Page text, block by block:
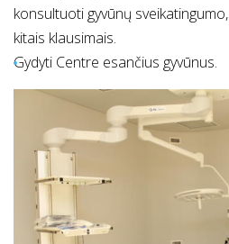
konsultuoti gyvūnų
kitais klausimais.
Gydyti Centre esančius gyvūnus.